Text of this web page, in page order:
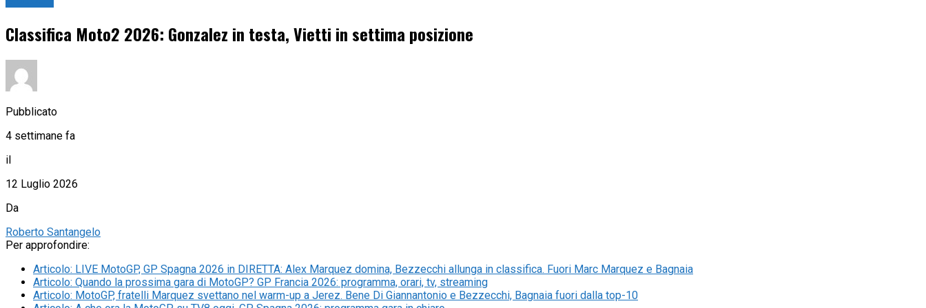
Classifica Moto2 2026: Gonzalez in testa, Vietti in settima posizione
Pubblicato
4 settimane fa
il
12 Luglio 2026
Da
Roberto Santangelo
Per approfondire:
Articolo: LIVE MotoGP, GP Spagna 2026 in DIRETTA: Alex Marquez domina, Bezzecchi allunga in classifica. Fuori Marc Marquez e Bagnaia
Articolo: Quando la prossima gara di MotoGP? GP Francia 2026: programma, orari, tv, streaming
Articolo: MotoGP, fratelli Marquez svettano nel warm-up a Jerez. Bene Di Giannantonio e Bezzecchi, Bagnaia fuori dalla top-10